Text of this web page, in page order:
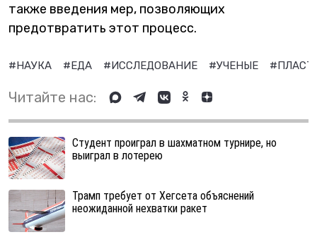
также введения мер, позволяющих
предотвратить этот процесс.
#НАУКА #ЕДА #ИССЛЕДОВАНИЕ #УЧЕНЫЕ
Читайте нас:
Студент проиграл в шахматном турнире, но
выиграл в лотерею
Трамп требует от Хегсета объяснений
неожиданной нехватки ракет